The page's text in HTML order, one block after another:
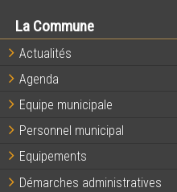
La Commune
Actualités
Agenda
Equipe municipale
Personnel municipal
Equipements
Démarches administratives